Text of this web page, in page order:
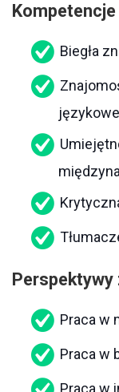
Biegła
Perspektywy
Praca w
Praca w